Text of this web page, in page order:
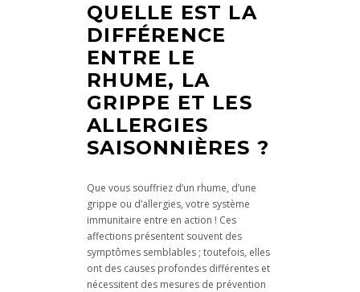
QUELLE EST LA
DIFFÉRENCE
ENTRE LE
RHUME, LA
GRIPPE ET LES
ALLERGIES
SAISONNIÈRES ?
Que vous souffriez d’un rhume, d’une
grippe ou d’allergies, votre système
immunitaire entre en action ! Ces
affections présentent souvent des
symptômes semblables ; toutefois, elles
ont des causes profondes différentes et
nécessitent des mesures de prévention